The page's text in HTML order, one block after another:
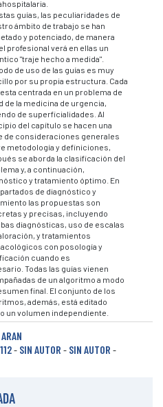
guías, las peculiaridades de
ámbito de trabajo se han
y potenciado, de manera
profesional verá en ellas un
"traje hecho a medida".
de uso de las guías es muy
por su propia estructura. Cada
centrada en un problema de
de la medicina de urgencia,
de superficialidades. Al
del capítulo se hacen una
de consideraciones generales
metodología y definiciones,
se aborda la clasificación del
y, a continuación,
y tratamiento óptimo. En
de diagnóstico y
las propuestas son
y precisas, incluyendo
diagnósticas, uso de escalas
y tratamientos
con posología y
cuando es
Todas las guías vienen
de un algoritmo a modo
final. El conjunto de los
además, está editado
un volumen independiente.
- SIN AUTOR - SIN AUTOR -